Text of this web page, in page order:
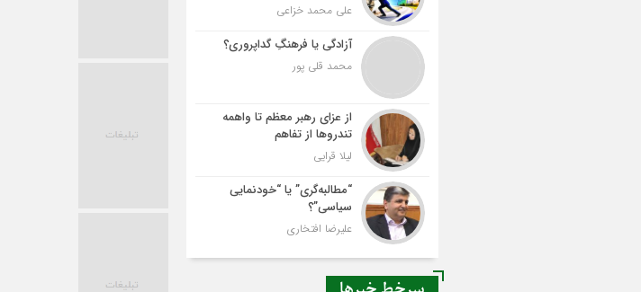
علی محمد خزاعی
آزادگی یا فرهنگِ گداپروری؟
محمد قلی پور
از عزای رهبر معظم تا واهمه
تندروها از تفاهم
لیلا قرایی
“مطالبه‌گری” یا “خودنمایی
سیاسی”؟
علیرضا افتخاری